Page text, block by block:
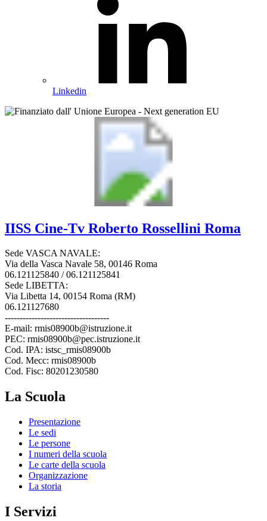
Linkedin
IISS Cine-Tv Roberto Rossellini Roma
Sede VASCA NAVALE:
Via della Vasca Navale 58, 00146 Roma
06.121125840 / 06.121125841
Sede LIBETTA:
Via Libetta 14, 00154 Roma (RM)
06.121127680
-----------------------------------
E-mail: rmis08900b@istruzione.it
PEC: rmis08900b@pec.istruzione.it
Cod. IPA: istsc_rmis08900b
Cod. Mecc: rmis08900b
Cod. Fisc: 80201230580
La Scuola
Presentazione
Le sedi
Le persone
I numeri della scuola
Le carte della scuola
Organizzazione
La storia
I Servizi